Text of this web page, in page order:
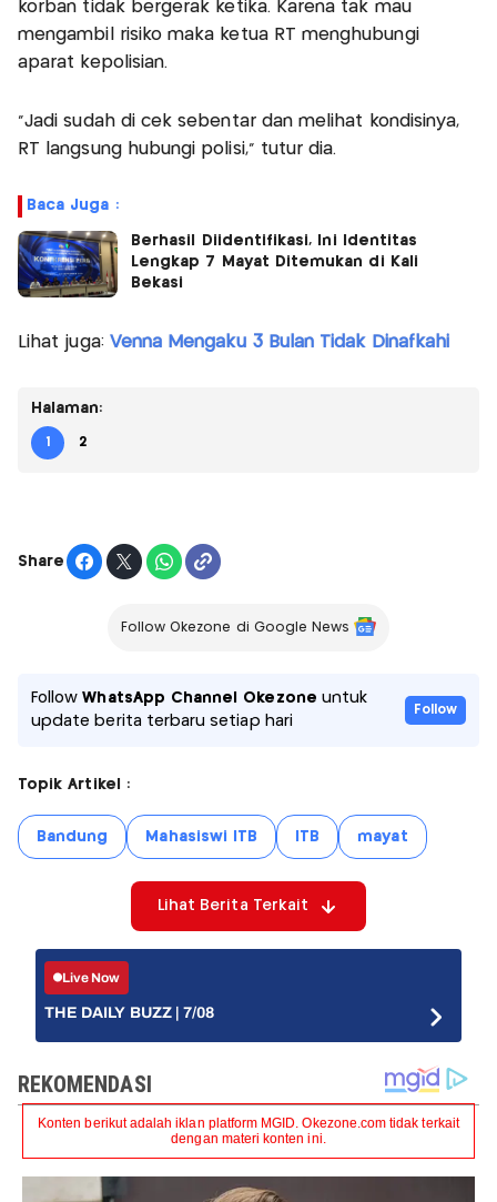
korban tidak bergerak ketika. Karena tak mau
mengambil risiko maka ketua RT menghubungi
aparat kepolisian.
"Jadi sudah di cek sebentar dan melihat kondisinya,
RT langsung hubungi polisi," tutur dia.
Baca Juga :
Berhasil Diidentifikasi, Ini Identitas
Lengkap 7 Mayat Ditemukan di Kali
Bekasi
Lihat juga: Venna Mengaku 3 Bulan Tidak Dinafkahi
Halaman:
1 2
Share
Follow Okezone di Google News
FollowWhatsApp Channel Okezone untuk
update berita terbaru setiap hari
Follow
Topik Artikel :
Bandung Mahasiswi ITB ITB mayat
Lihat Berita Terkait
Live Now
THE DAILY BUZZ | 7/08